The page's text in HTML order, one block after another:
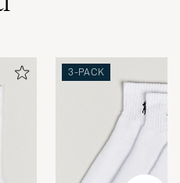
ble raskt levert i min
SU CAREOFCARL.NO
in socks!
3-PACK